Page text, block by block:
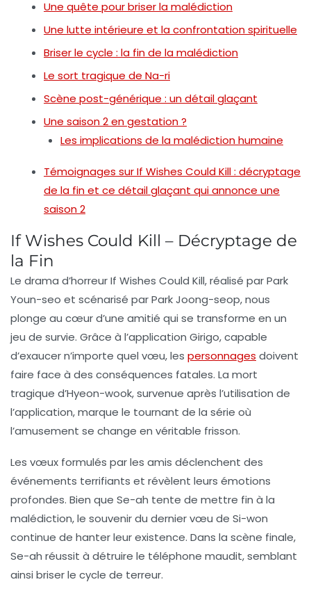
Une quête pour briser la malédiction
Une lutte intérieure et la confrontation spirituelle
Briser le cycle : la fin de la malédiction
Le sort tragique de Na-ri
Scène post-générique : un détail glaçant
Une saison 2 en gestation ?
Les implications de la malédiction humaine
Témoignages sur If Wishes Could Kill : décryptage
de la fin et ce détail glaçant qui annonce une
saison 2
If Wishes Could Kill – Décryptage de
la Fin
Le drama d’horreurIf Wishes Could Kill, réalisé parPark
Youn-seo et scénarisé parPark Joong-seop, nous
plonge au cœur d’une amitié qui se transforme en un
jeu de survie. Grâce à l’application Girigo, capable
d’exaucer n’importe quel vœu, les personnages doivent
faire face à des conséquences fatales. La mort
tragique d’Hyeon-wook, survenue après l’utilisation de
l’application, marque le tournant de la série où
l’amusement se change en véritable frisson.
Les vœux formulés par les amis déclenchent des
événements terrifiants et révèlent leurs émotions
profondes. Bien que Se-ah tente de mettre fin à la
malédiction, le souvenir du dernier vœu de Si-won
continue de hanter leur existence. Dans la scène finale,
Se-ah réussit à détruire le téléphone maudit, semblant
ainsi briser le cycle de terreur.